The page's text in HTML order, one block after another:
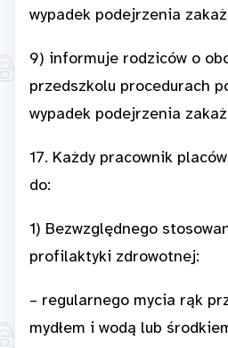
wypadek podejrzenia
9) informuje rodziców o
przedszkolu procedurach
wypadek podejrzenia
17. Każdy pracownik
do:
1) Bezwzględnego
profilaktyki zdrowotnej:
– regularnego mycia rąk
mydłem i wodą lub